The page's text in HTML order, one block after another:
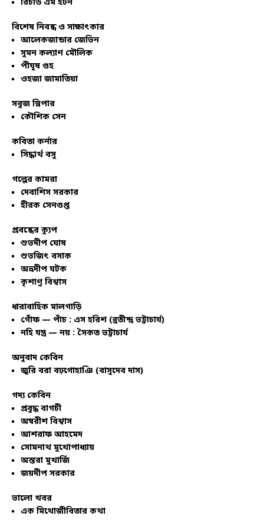
রিচার্ড এম ইটন
বিশেষ নিবন্ধ ও সাক্ষাৎকার
আলেকজান্ডার জেভিন
সুমন কল্যাণ মৌলিক
পীযূষ গুহ
ওহজা জামাতিয়া
সবুজ স্লিপার
কৌশিক সেন
কবিতা কর্নার
সিদ্ধার্থ বসু
গল্পের কামরা
দেবাশিস সরকার
হীরক সেনগুপ্ত
প্রবন্ধের ক্যুপ
শুভদীপ ঘোষ
শুভজিৎ বসাক
অভ্রদীপ ঘটক
কৃশাণু বিশ্বাস
ধারাবাহিক মালগাড়ি
গোঁফ — পাঁচ : এস হরিশ (ব্রতীন্দ্র ভট্টাচার্য)
নহি যন্ত্র — নয় : সৈকত ভট্টাচার্য
অনুবাদ কেবিন
জুরি বরা বঢ়গোহাঞি (বাসুদেব দাস)
গদ্য কেবিন
প্রবুদ্ধ বাগচী
অম্বরীশ বিশ্বাস
আশরাফ আহমেদ
সোমনাথ মুখোপাধ্যায়
অন্তরা মুখার্জি
জয়দীপ সরকার
ভালো খবর
এক মিথোজীবিতার কথা